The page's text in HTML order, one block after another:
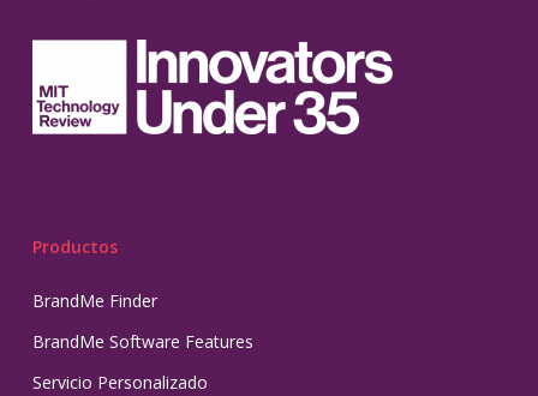
Productos
BrandMe Finder
BrandMe Software Features
Servicio Personalizado